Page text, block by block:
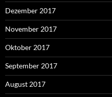
Dezember 2017
November 2017
Oktober 2017
September 2017
August 2017